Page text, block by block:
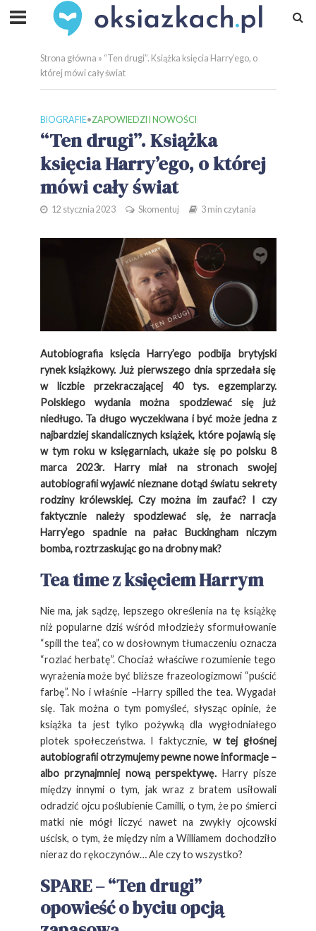
Strona główna » “Ten drugi”. Książka księcia Harry’ego, o
której mówi cały świat
BIOGRAFIE•ZAPOWIEDZI I NOWOŚCI
“Ten drugi”. Książka
księcia Harry’ego, o której
mówi cały świat
12 stycznia 2023 Skomentuj 3 min czytania
Autobiografia księcia Harry’ego podbija brytyjski
rynek książkowy. Już pierwszego dnia sprzedała się
w liczbie przekraczającej 40 tys. egzemplarzy.
Polskiego wydania można spodziewać się już
niedługo. Ta długo wyczekiwana i być może jedna z
najbardziej skandalicznych książek, które pojawią się
w tym roku w księgarniach, ukaże się po polsku 8
marca 2023r. Harry miał na stronach swojej
autobiografii wyjawić nieznane dotąd światu sekrety
rodziny królewskiej. Czy można im zaufać? I czy
faktycznie należy spodziewać się, że narracja
Harry’ego spadnie na pałac Buckingham niczym
bomba, roztrzaskując go na drobny mak?
Tea time z księciem Harrym
Nie ma, jak sądzę, lepszego określenia na tę książkę
niż popularne dziś wśród młodzieży sformułowanie
“spill the tea”, co w dosłownym tłumaczeniu oznacza
“rozlać herbatę”. Chociaż właściwe rozumienie tego
wyrażenia może być bliższe frazeologizmowi “puścić
farbę”. No i właśnie –Harry spilled the tea. Wygadał
się. Tak można o tym pomyśleć, słysząc opinie, że
książka ta jest tylko pożywką dla wygłodniałego
plotek społeczeństwa. I faktycznie, w tej głośnej
autobiografii otrzymujemy pewne nowe informacje –
albo przynajmniej nową perspektywę. Harry pisze
między innymi o tym, jak wraz z bratem usiłowali
odradzić ojcu poślubienie Camilli, o tym, że po śmierci
matki nie mógł liczyć nawet na zwykły ojcowski
uścisk, o tym, że między nim a Williamem dochodziło
nieraz do rękoczynów… Ale czy to wszystko?
SPARE – “Ten drugi”
opowieść o byciu opcją